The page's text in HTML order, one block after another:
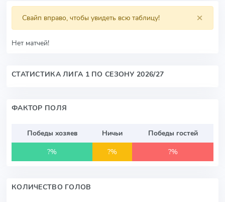
×
Свайп вправо, чтобы увидеть всю таблицу!
Нет матчей!
СТАТИСТИКА ЛИГА 1 ПО СЕЗОНУ 2026/27
ФАКТОР ПОЛЯ
Победы хозяев Ничьи
Победы гостей
?%
?% ?%
КОЛИЧЕСТВО ГОЛОВ